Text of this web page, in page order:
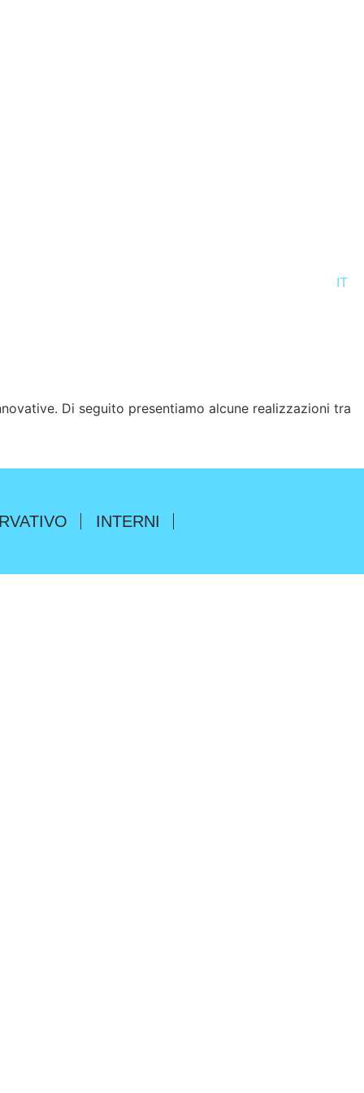
IT
Di seguito presentiamo alcune realizzazioni tra
INTERNI